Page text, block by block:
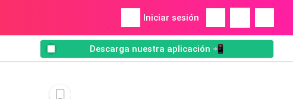
Iniciar sesión
Descarga nuestra aplicación 📲